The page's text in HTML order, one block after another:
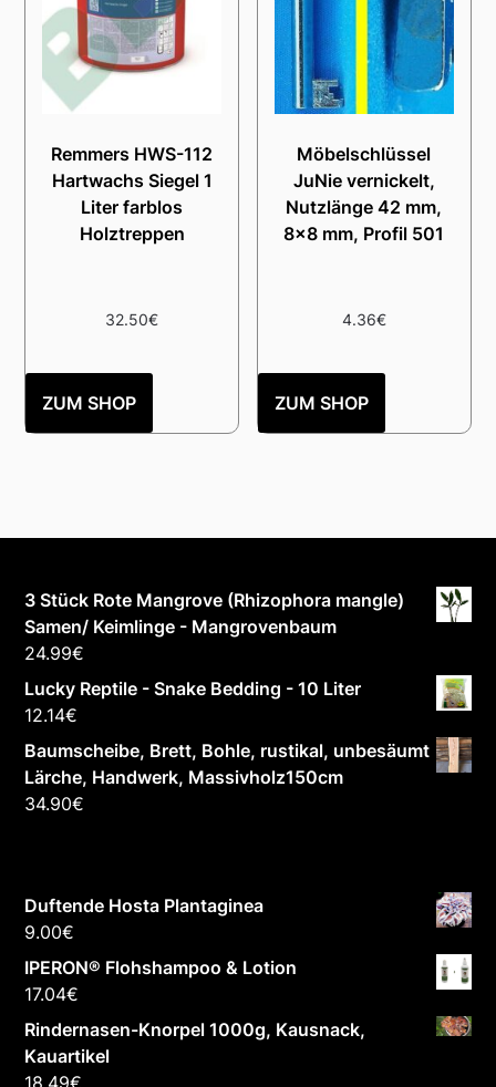
Remmers HWS-112
Hartwachs Siegel 1
Liter farblos
Holztreppen
32.50€
ZUM SHOP
Möbelschlüssel
JuNie vernickelt,
Nutzlänge 42 mm,
8×8 mm, Profil 501
4.36€
ZUM SHOP
3 Stück Rote Mangrove (Rhizophora mangle)
Samen/ Keimlinge - Mangrovenbaum
24.99€
Lucky Reptile - Snake Bedding - 10 Liter
12.14€
Baumscheibe, Brett, Bohle, rustikal, unbesäumt
Lärche, Handwerk, Massivholz150cm
34.90€
Duftende Hosta Plantaginea
9.00€
IPERON® Flohshampoo & Lotion
17.04€
Rindernasen-Knorpel 1000g, Kausnack,
Kauartikel
18.49€